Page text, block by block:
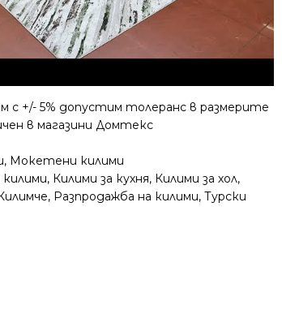
с +/- 5% допустим толеранс в размерите
в магазини Домтекс
, Мокетени килими
, Килими за кухня, Килими за хол,
, Разпродажба на килими,Турски